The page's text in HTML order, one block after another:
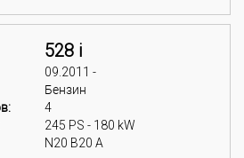
528 i
09.2011 -
Бензин
4
245 PS - 180 kW
N20 B20 A